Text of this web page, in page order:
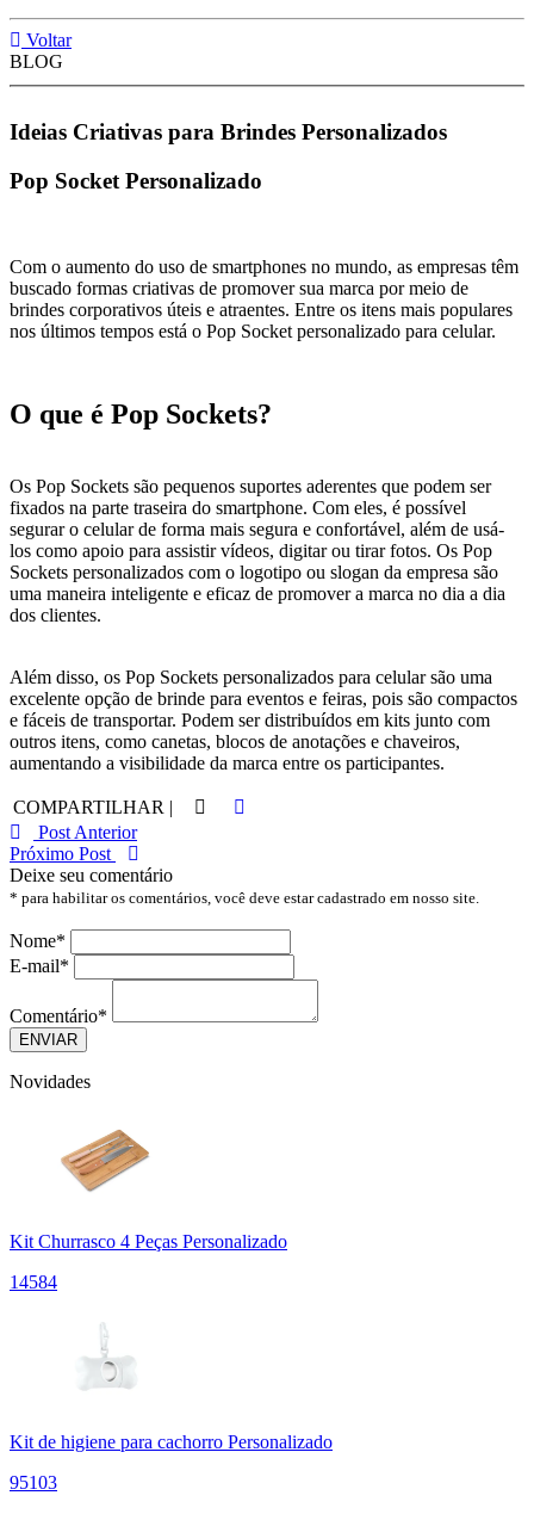
Voltar
BLOG
Ideias Criativas para Brindes Personalizados
Pop Socket Personalizado
Com o aumento do uso de smartphones no mundo, as empresas têm
buscado formas criativas de promover sua marca por meio de
brindes corporativos úteis e atraentes. Entre os itens mais populares
nos últimos tempos está o Pop Socket personalizado para celular.
O que é Pop Sockets?
Os Pop Sockets são pequenos suportes aderentes que podem ser
fixados na parte traseira do smartphone. Com eles, é possível
segurar o celular de forma mais segura e confortável, além de usá-
los como apoio para assistir vídeos, digitar ou tirar fotos. Os Pop
Sockets personalizados com o logotipo ou slogan da empresa são
uma maneira inteligente e eficaz de promover a marca no dia a dia
dos clientes.
Além disso, os Pop Sockets personalizados para celular são uma
excelente opção de brinde para eventos e feiras, pois são compactos
e fáceis de transportar. Podem ser distribuídos em kits junto com
outros itens, como canetas, blocos de anotações e chaveiros,
aumentando a visibilidade da marca entre os participantes.
COMPARTILHAR |
Post Anterior
Próximo Post
Deixe seu comentário
* para habilitar os comentários, você deve estar cadastrado em nosso site.
Nome*
E-mail*
Comentário*
Novidades
Kit Churrasco 4 Peças Personalizado
14584
Kit de higiene para cachorro Personalizado
95103